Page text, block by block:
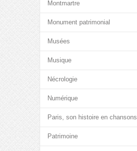
Montmartre
Monument patrimonial
Musées
Musique
Nécrologie
Numérique
Paris, son histoire en chansons
Patrimoine